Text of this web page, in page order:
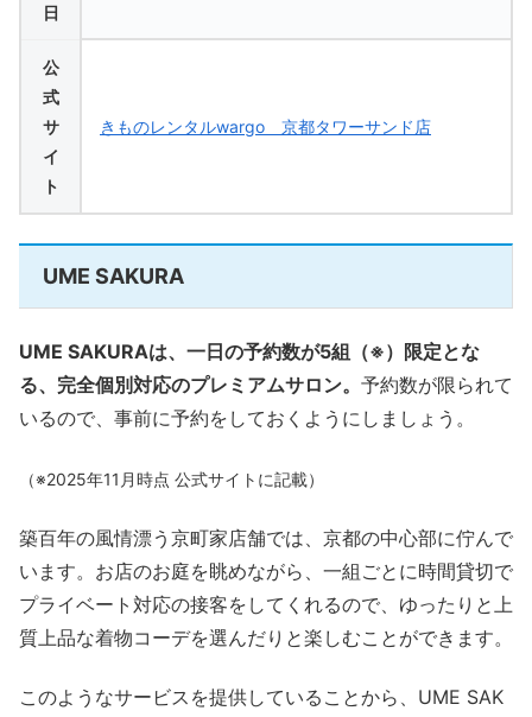
日
公
式
サ
イ
ト
きものレンタルwargo 京都タワーサンド店
UME SAKURA
UME SAKURAは、一日の予約数が5組（※）限定とな
る、完全個別対応のプレミアムサロン。 予約数が限られて
いるので、事前に予約をしておくようにしましょう。
（※2025年11月時点 公式サイトに記載）
築百年の風情漂う京町家店舗では、京都の中心部に佇んで
います。お店のお庭を眺めながら、一組ごとに時間貸切で
プライベート対応の接客をしてくれるので、ゆったりと上
質上品な着物コーデを選んだりと楽しむことができます。
このようなサービスを提供していることから、UME SAK